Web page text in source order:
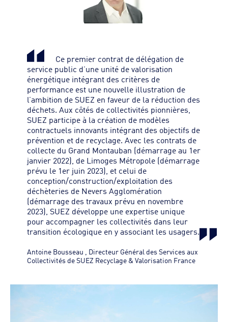
Ce premier contrat de délégation de
service public d’une unité de valorisation
énergétique intégrant des critères de
performance est une nouvelle illustration de
l’ambition de SUEZ en faveur de la réduction des
déchets. Aux côtés de collectivités pionnières,
SUEZ participe à la création de modèles
contractuels innovants intégrant des objectifs de
prévention et de recyclage. Avec les contrats de
collecte du Grand Montauban (démarrage au 1er
janvier 2022), de Limoges Métropole (démarrage
prévu le 1er juin 2023), et celui de
conception/construction/exploitation des
déchèteries de Nevers Agglomération
(démarrage des travaux prévu en novembre
2023), SUEZ développe une expertise unique
pour accompagner les collectivités dans leur
transition écologique en y associant les usagers.
Antoine Bousseau
Directeur Général des Services aux
Collectivités de SUEZ Recyclage & Valorisation France